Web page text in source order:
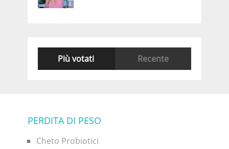
Più votati Recente
PERDITA DI PESO
Cheto Probiotici